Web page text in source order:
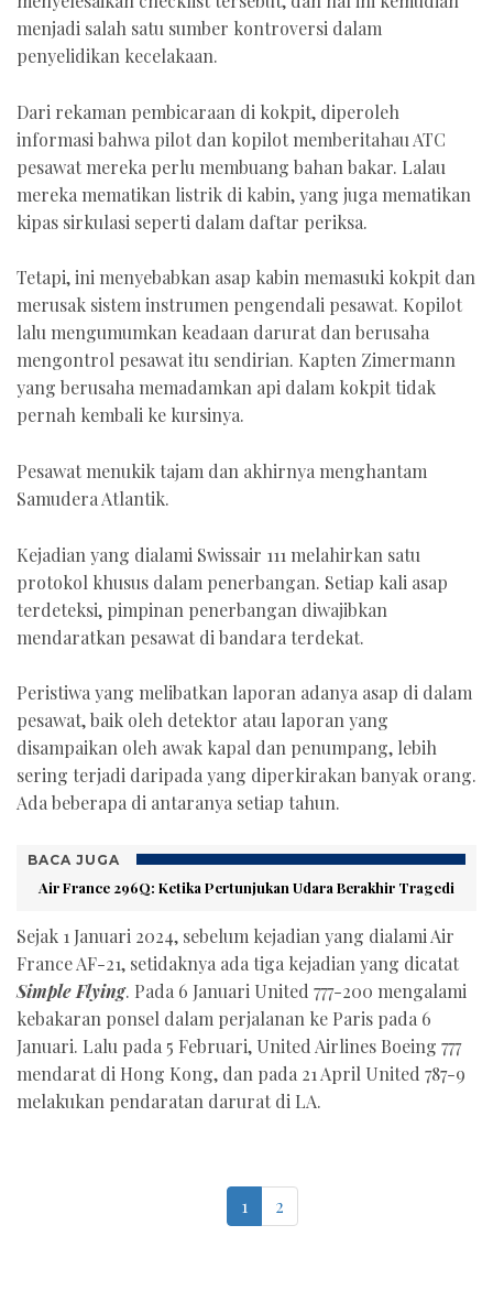
menjadi salah satu sumber kontroversi dalam
penyelidikan kecelakaan.
Dari rekaman pembicaraan di kokpit, diperoleh
informasi bahwa pilot dan kopilot memberitahau ATC
pesawat mereka perlu membuang bahan bakar. Lalau
mereka mematikan listrik di kabin, yang juga mematikan
kipas sirkulasi seperti dalam daftar periksa.
Tetapi, ini menyebabkan asap kabin memasuki kokpit dan
merusak sistem instrumen pengendali pesawat. Kopilot
lalu mengumumkan keadaan darurat dan berusaha
mengontrol pesawat itu sendirian. Kapten Zimermann
yang berusaha memadamkan api dalam kokpit tidak
pernah kembali ke kursinya.
Pesawat menukik tajam dan akhirnya menghantam
Samudera Atlantik.
Kejadian yang dialami Swissair 111 melahirkan satu
protokol khusus dalam penerbangan. Setiap kali asap
terdeteksi, pimpinan penerbangan diwajibkan
mendaratkan pesawat di bandara terdekat.
Peristiwa yang melibatkan laporan adanya asap di dalam
pesawat, baik oleh detektor atau laporan yang
disampaikan oleh awak kapal dan penumpang, lebih
sering terjadi daripada yang diperkirakan banyak orang.
Ada beberapa di antaranya setiap tahun.
BACA JUGA
Air France 296Q: Ketika Pertunjukan Udara Berakhir Tragedi
Sejak 1 Januari 2024, sebelum kejadian yang dialami Air
France AF-21, setidaknya ada tiga kejadian yang dicatat
Simple Flying. Pada 6 Januari United 777-200 mengalami
kebakaran ponsel dalam perjalanan ke Paris pada 6
Januari. Lalu pada 5 Februari, United Airlines Boeing 777
mendarat di Hong Kong, dan pada 21 April United 787-9
melakukan pendaratan darurat di LA.
1 2